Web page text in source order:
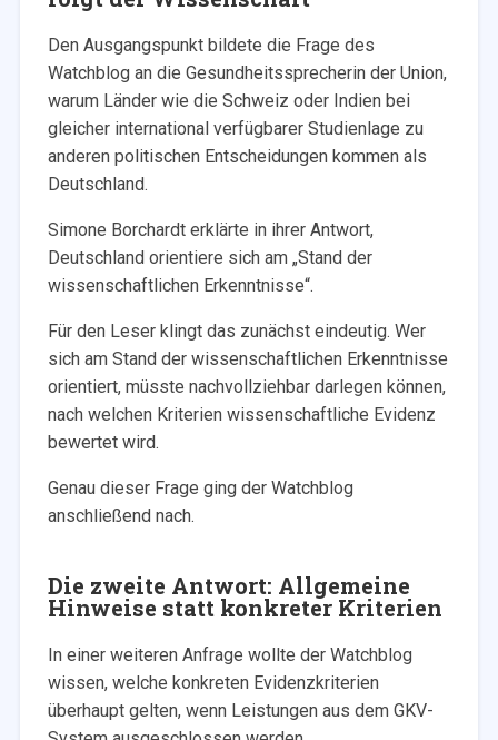
Den Ausgangspunkt bildete die Frage des
Watchblog an die Gesundheitssprecherin der Union,
warum Länder wie die Schweiz oder Indien bei
gleicher international verfügbarer Studienlage zu
anderen politischen Entscheidungen kommen als
Deutschland.
Simone Borchardt erklärte in ihrer Antwort,
Deutschland orientiere sich am „Stand der
wissenschaftlichen Erkenntnisse“.
Für den Leser klingt das zunächst eindeutig. Wer
sich am Stand der wissenschaftlichen Erkenntnisse
orientiert, müsste nachvollziehbar darlegen können,
nach welchen Kriterien wissenschaftliche Evidenz
bewertet wird.
Genau dieser Frage ging der Watchblog
anschließend nach.
Die zweite Antwort: Allgemeine
Hinweise statt konkreter Kriterien
In einer weiteren Anfrage wollte der Watchblog
wissen, welche konkreten Evidenzkriterien
überhaupt gelten, wenn Leistungen aus dem GKV-